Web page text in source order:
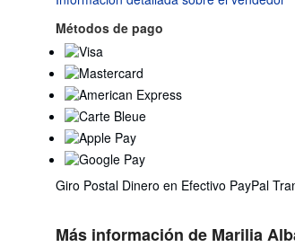
Estados
Unidos
de
America
Métodos de pago
Giro Postal Dinero en Efectivo PayPal
Más información de Marilia